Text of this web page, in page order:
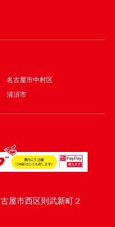
名古屋市中村区
清須市
屋市西区則武新町２